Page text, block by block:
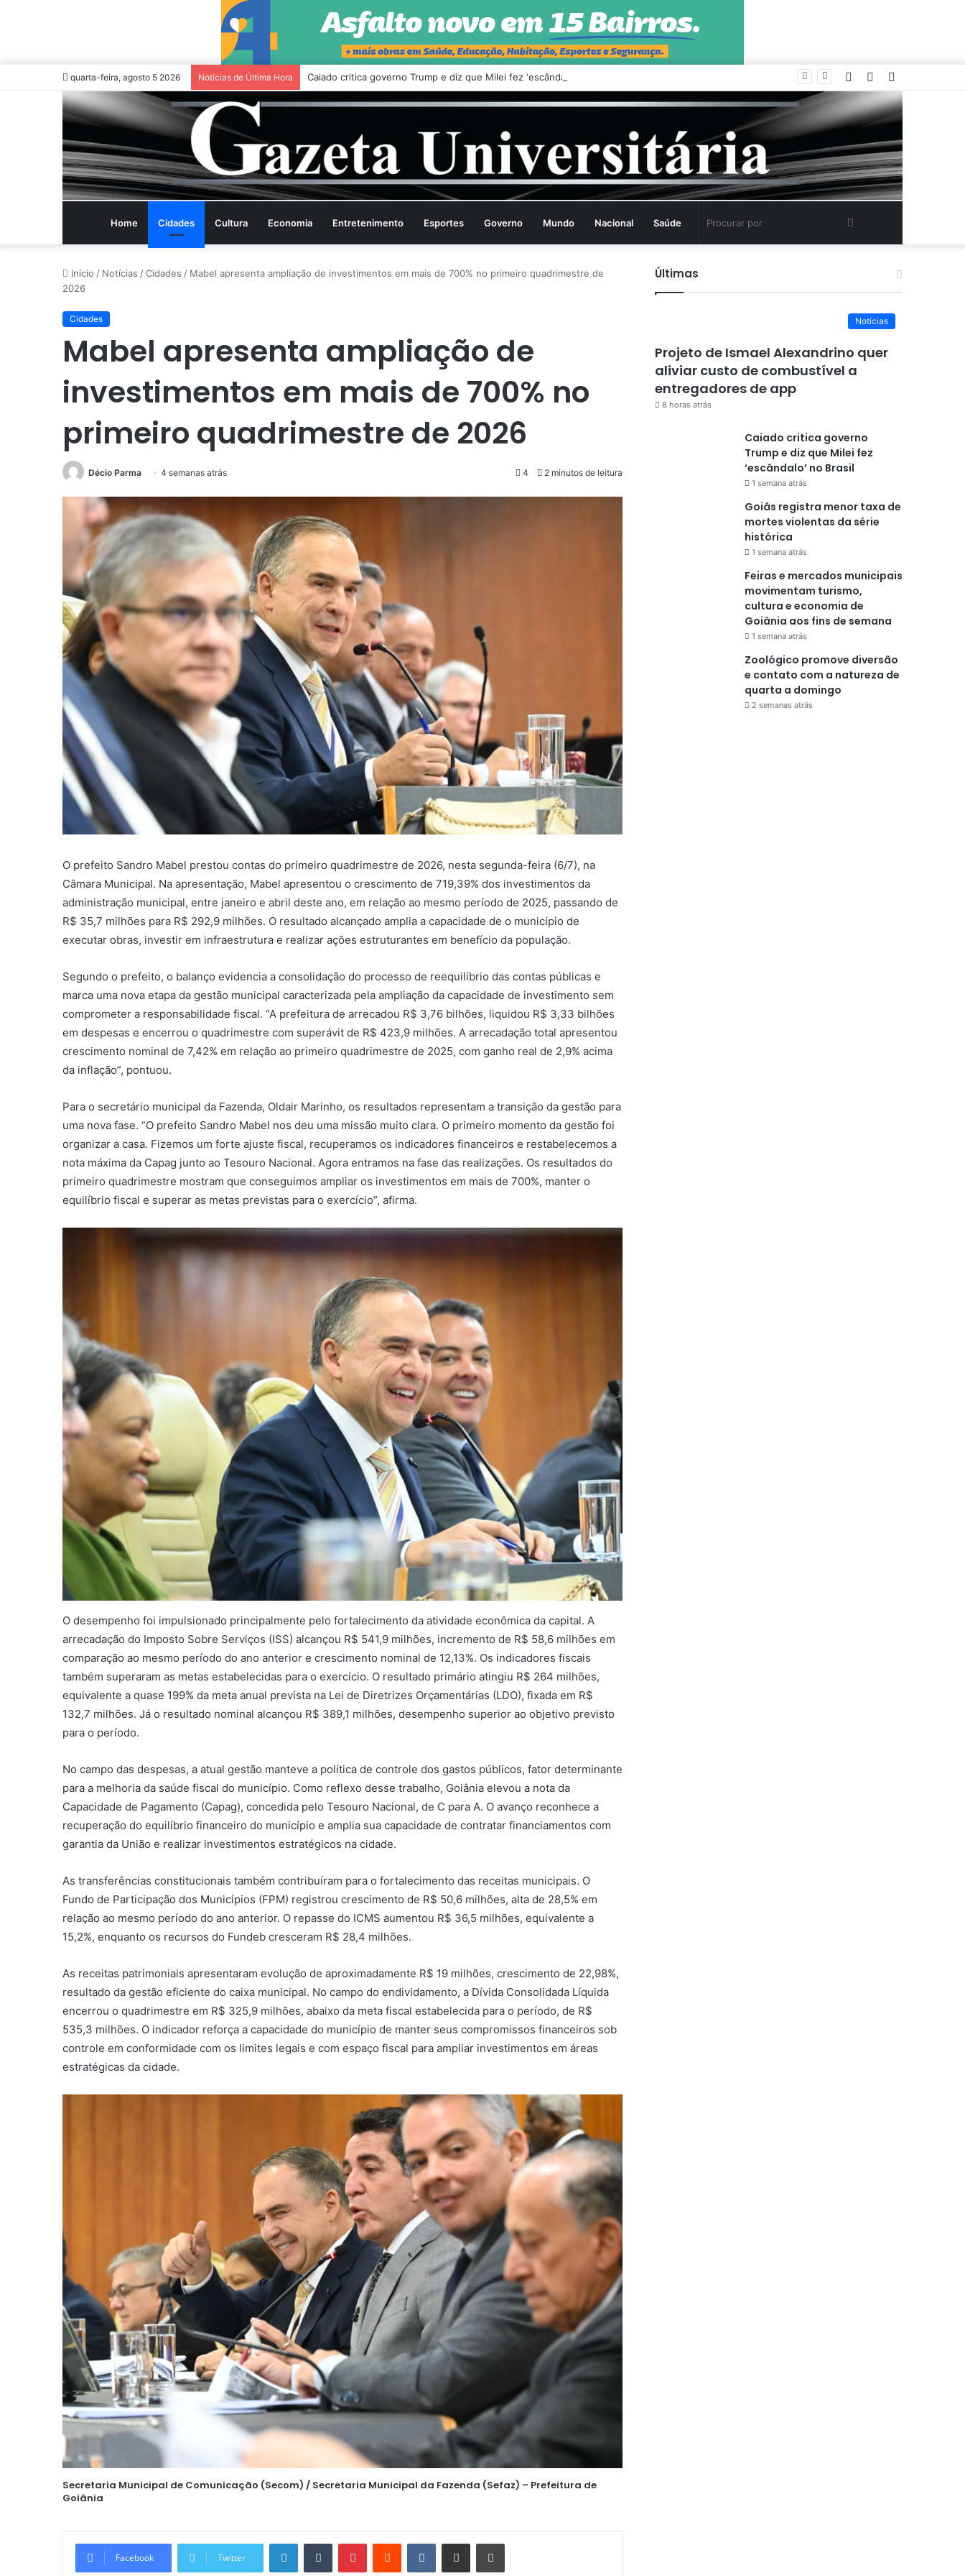
quarta-feira, agosto 5 2026 Notícias de Última Hora Caiado critica governo Trump e diz que Milei fez ‘escândalo’ no Brasil
Lateral
Artigo
aleatório
Entrar
Home Cidades Cultura Economia Entretenimento Esportes Governo Mundo Nacional Saúde Procurar
Início / Notícias /Cidades / Mabel apresenta ampliação de investimentos em mais de 700% no primeiro quadrimestre de
2026
Cidades
Mabel apresenta ampliação de
investimentos em mais de 700% no
primeiro quadrimestre de 2026
Décio Parma 4 semanas atrás 4 2 minutos de leitura
O prefeito Sandro Mabel prestou contas do primeiro quadrimestre de 2026, nesta segunda-feira (6/7), na
Câmara Municipal. Na apresentação, Mabel apresentou o crescimento de 719,39% dos investimentos da
administração municipal, entre janeiro e abril deste ano, em relação ao mesmo período de 2025, passando de
R$ 35,7 milhões para R$ 292,9 milhões. O resultado alcançado amplia a capacidade de o município de
executar obras, investir em infraestrutura e realizar ações estruturantes em benefício da população.
Segundo o prefeito, o balanço evidencia a consolidação do processo de reequilíbrio das contas públicas e
marca uma nova etapa da gestão municipal caracterizada pela ampliação da capacidade de investimento sem
comprometer a responsabilidade fiscal. “A prefeitura de arrecadou R$ 3,76 bilhões, liquidou R$ 3,33 bilhões
em despesas e encerrou o quadrimestre com superávit de R$ 423,9 milhões. A arrecadação total apresentou
crescimento nominal de 7,42% em relação ao primeiro quadrimestre de 2025, com ganho real de 2,9% acima
da inflação”, pontuou.
Para o secretário municipal da Fazenda, Oldair Marinho, os resultados representam a transição da gestão para
uma nova fase. “O prefeito Sandro Mabel nos deu uma missão muito clara. O primeiro momento da gestão foi
organizar a casa. Fizemos um forte ajuste fiscal, recuperamos os indicadores financeiros e restabelecemos a
nota máxima da Capag junto ao Tesouro Nacional. Agora entramos na fase das realizações. Os resultados do
primeiro quadrimestre mostram que conseguimos ampliar os investimentos em mais de 700%, manter o
equilíbrio fiscal e superar as metas previstas para o exercício”, afirma.
O desempenho foi impulsionado principalmente pelo fortalecimento da atividade econômica da capital. A
arrecadação do Imposto Sobre Serviços (ISS) alcançou R$ 541,9 milhões, incremento de R$ 58,6 milhões em
comparação ao mesmo período do ano anterior e crescimento nominal de 12,13%. Os indicadores fiscais
também superaram as metas estabelecidas para o exercício. O resultado primário atingiu R$ 264 milhões,
equivalente a quase 199% da meta anual prevista na Lei de Diretrizes Orçamentárias (LDO), fixada em R$
132,7 milhões. Já o resultado nominal alcançou R$ 389,1 milhões, desempenho superior ao objetivo previsto
para o período.
No campo das despesas, a atual gestão manteve a política de controle dos gastos públicos, fator determinante
para a melhoria da saúde fiscal do município. Como reflexo desse trabalho, Goiânia elevou a nota da
Capacidade de Pagamento (Capag), concedida pelo Tesouro Nacional, de C para A. O avanço reconhece a
recuperação do equilíbrio financeiro do município e amplia sua capacidade de contratar financiamentos com
garantia da União e realizar investimentos estratégicos na cidade.
As transferências constitucionais também contribuíram para o fortalecimento das receitas municipais. O
Fundo de Participação dos Municípios (FPM) registrou crescimento de R$ 50,6 milhões, alta de 28,5% em
relação ao mesmo período do ano anterior. O repasse do ICMS aumentou R$ 36,5 milhões, equivalente a
15,2%, enquanto os recursos do Fundeb cresceram R$ 28,4 milhões.
As receitas patrimoniais apresentaram evolução de aproximadamente R$ 19 milhões, crescimento de 22,98%,
resultado da gestão eficiente do caixa municipal. No campo do endividamento, a Dívida Consolidada Líquida
encerrou o quadrimestre em R$ 325,9 milhões, abaixo da meta fiscal estabelecida para o período, de R$
535,3 milhões. O indicador reforça a capacidade do município de manter seus compromissos financeiros sob
controle em conformidade com os limites legais e com espaço fiscal para ampliar investimentos em áreas
estratégicas da cidade.
Secretaria Municipal de Comunicação (Secom) / Secretaria Municipal da Fazenda (Sefaz) – Prefeitura de
Goiânia
Facebook Twitter
LinkedinTumblr PinterestReddit VK Compartilhar via e-mail Imprimir
Últimas
Notícias
Projeto de Ismael Alexandrino quer
aliviar custo de combustível a
entregadores de app
8 horas atrás
Caiado critica governo
Trump e diz que Milei fez
‘escândalo’ no Brasil
1 semana atrás
Goiás registra menor taxa de
mortes violentas da série
histórica
1 semana atrás
Feiras e mercados municipais
movimentam turismo,
cultura e economia de
Goiânia aos fins de semana
1 semana atrás
Zoológico promove diversão
e contato com a natureza de
quarta a domingo
2 semanas atrás